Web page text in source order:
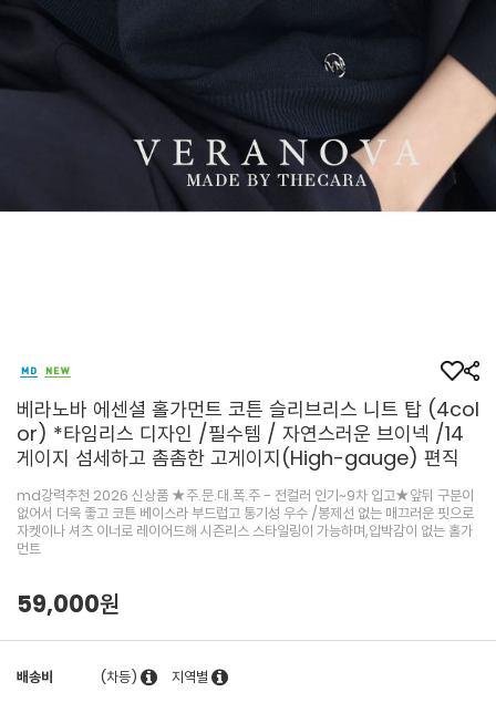
베라노바 에센셜 홀가먼트 코튼 슬리브리스 니트 탑 (4col
or) *타임리스 디자인 /필수템 / 자연스러운 브이넥 /14
게이지 섬세하고 촘촘한 고게이지(High-gauge) 편직
md강력추천 2026 신상품 ★주.문.대.폭.주 - 전컬러 인기~9차 입고★앞뒤 구분이
없어서 더욱 좋고 코튼 베이스라 부드럽고 통기성 우수 /봉제선 없는 매끄러운 핏으로
자켓이나 셔츠 이너로 레이어드해 시즌리스 스타일링이 가능하며,압박감이 없는 홀가
먼트
59,000원
배송비 (차등) 지역별